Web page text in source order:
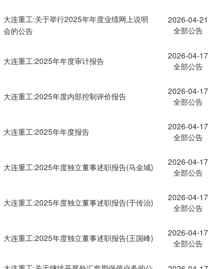
大连重工:关于举行2025年年度业绩网上说明
会的公告
2026-04-21
全部公告
大连重工:2025年年度审计报告
2026-04-17
全部公告
大连重工:2025年度内部控制评价报告
2026-04-17
全部公告
大连重工:2025年年度报告
2026-04-17
全部公告
大连重工:2025年度独立董事述职报告(马金城)
2026-04-17
全部公告
大连重工:2025年度独立董事述职报告(于传治)
2026-04-17
全部公告
大连重工:2025年度独立董事述职报告(王国峰)
2026-04-17
全部公告